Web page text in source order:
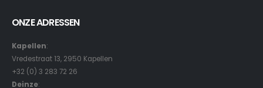
ONZE ADRESSEN
Kapellen:
Vredestraat 13, 2950 Kapellen
+32 (0) 3 283 72 26
Deinze: